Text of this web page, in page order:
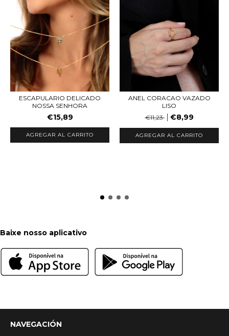
ESCAPULARIO DELICADO
NOSSA SENHORA
€15,89
AGREGAR AL CARRITO
ANEL CORACAO VAZADO
LISO
€11,23
€8,99
AGREGAR AL CARRITO
Baixe nosso aplicativo
NAVEGACIÓN